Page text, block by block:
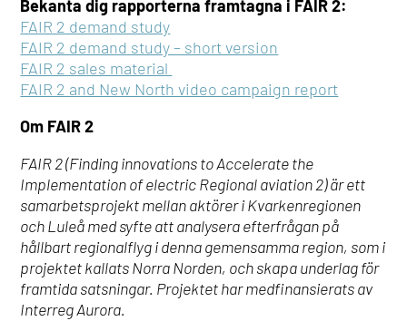
Bekanta dig rapporterna framtagna i FAIR 2:
FAIR 2 demand study
FAIR 2 demand study – short version
FAIR 2 sales material
FAIR 2 and New North video campaign report
Om FAIR 2
FAIR 2 (Finding innovations to Accelerate the
Implementation of electric Regional aviation 2) är ett
samarbetsprojekt mellan aktörer i Kvarkenregionen
och Luleå med syfte att analysera efterfrågan på
hållbart regionalflyg i denna gemensamma region, som i
projektet kallats Norra Norden, och skapa underlag för
framtida satsningar. Projektet har medfinansierats av
Interreg Aurora.